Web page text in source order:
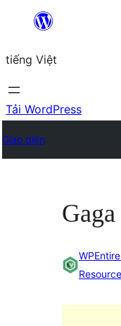
Chuyển
phần
nội
dung
tiếng Việt
Tải WordPress
Giao diện